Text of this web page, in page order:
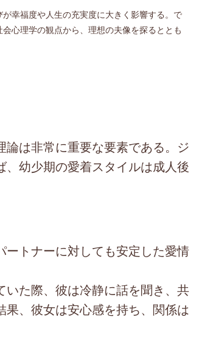
幸福度や人生の充実度に大きく影響する。で
心理学の観点から、理想の夫像を探るととも
は非常に重要な要素である。ジ
、幼少期の愛着スタイルは成人後
トナーに対しても安定した愛情
た際、彼は冷静に話を聞き、共
、彼女は安心感を持ち、関係は